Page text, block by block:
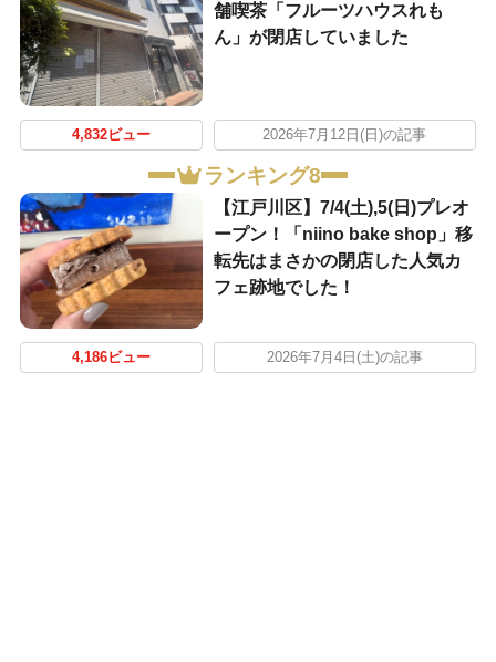
舗喫茶「フルーツハウスれも
ん」が閉店していました
4,832ビュー 2026年7月12日(日)の記事
ランキング8
【江戸川区】7/4(土),5(日)プレオ
ープン！「niino bake shop」移
転先はまさかの閉店した人気カ
フェ跡地でした！
4,186ビュー 2026年7月4日(土)の記事